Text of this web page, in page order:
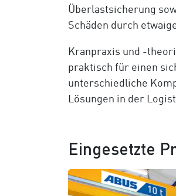
Überlastsicherung
Schäden durch
Kranpraxis und -
praktisch für einen
unterschiedliche
Lösungen in der
Eingesetzte